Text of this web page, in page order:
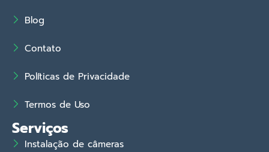
Blog
Contato
Políticas de Privacidade
Termos de Uso
Serviços
Instalação de câmeras